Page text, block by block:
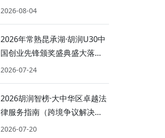
2026-08-04
2026年常熟昆承湖·胡润U30中
国创业先锋颁奖盛典盛大落
幕！
2026-07-24
2026胡润智榜·大中华区卓越法
律服务指南（跨境争议解决、
海商海事）
2026-07-20